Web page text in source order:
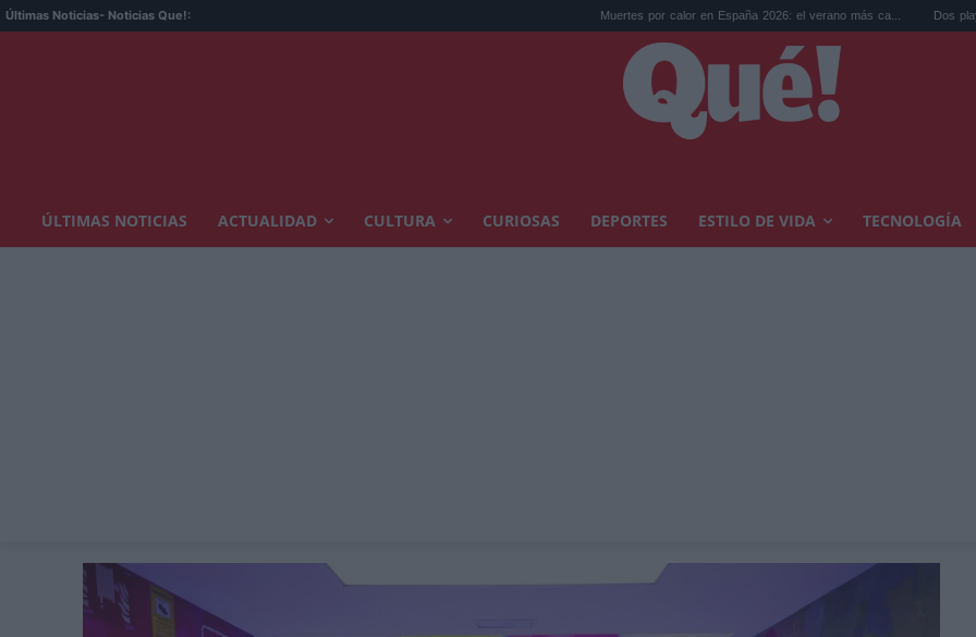
Últimas Noticias- Noticias Que!: Muertes por calor en España 2026: el verano más ca... Dos playas
ÚLTIMAS NOTICIAS ACTUALIDAD CULTURA CURIOSAS DEPORTES ESTILO DE VIDA TECNOLOGÍA